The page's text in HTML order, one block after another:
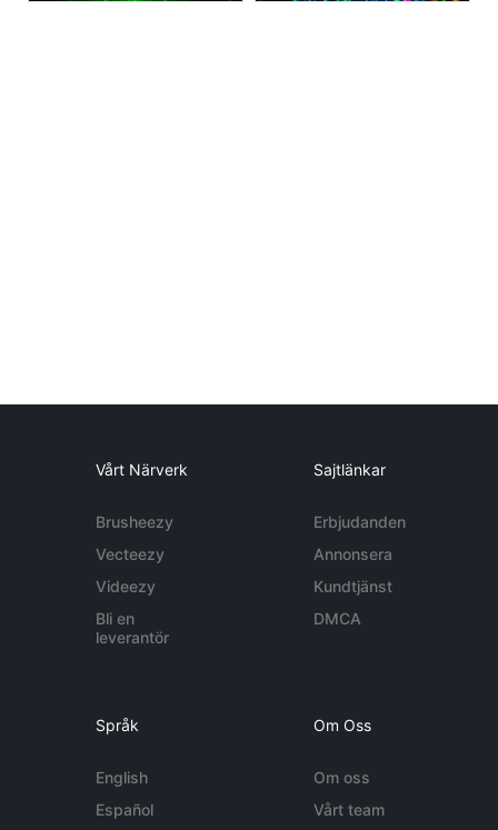
Vårt Närverk
Brusheezy
Vecteezy
Videezy
Bli en
leverantör
Sajtlänkar
Erbjudanden
Annonsera
Kundtjänst
DMCA
Språk
English
Español
Om Oss
Om oss
Vårt team